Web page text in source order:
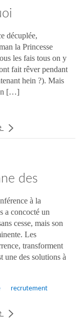
décuplée,
la Princesse
les fais tous on y
fait rêver pendant
hein ?). Mais
[…]
des
à la
a concocté un
cesse, mais son
Les
transforment
une des solutions à
recrutement